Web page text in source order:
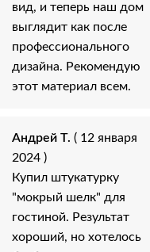
вид, и теперь наш дом
выглядит как после
профессионального
дизайна. Рекомендую
этот материал всем.
Андрей Т. ( 12 января
2024 )
Купил штукатурку
"мокрый шелк" для
гостиной. Результат
хороший, но хотелось